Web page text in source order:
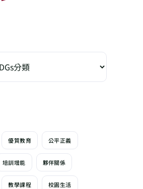
優質教育 公平正義
培訓增能 夥伴關係
教學課程 校園生活